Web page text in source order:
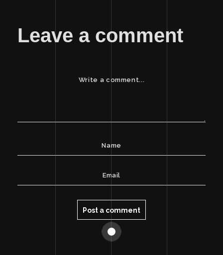
Leave a comment